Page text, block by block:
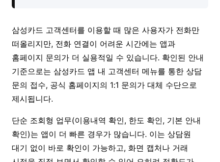
삼성카드 고객센터를 이용할 때 많은 사용자가 전화만
떠올리지만, 전화 연결이 어려운 시간에는 앱과
홈페이지 문의가 더 실용적일 수 있습니다. 확인된 안내
기준으로는 삼성카드 앱 내 고객센터 메뉴를 통한 상담
문의 접수, 공식 홈페이지의 1:1 문의가 대체 수단으로
제시됩니다.
단순 조회형 업무(이용내역 확인, 한도 확인, 기본 안내
확인)는 앱이 더 빠른 경우가 많습니다. 이는 상담원
대기 없이 바로 확인이 가능하고, 화면 캡처나 거래